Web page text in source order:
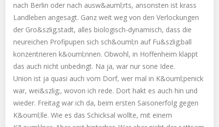
nach Berlin oder nach ausw&auml;rts, ansonsten ist krass
Landleben angesagt. Ganz weit weg von den Verlockungen
der Gro&szlig;stadt, alles biologisch-dynamisch, dass die
neureichen Profipupen sich sch&ouml;n auf Fu&szlig;ball
konzentrieren k&ouml;nnen. Obwohl, in Hoffenheim klappt
das auch nicht unbedingt. Na ja, war nur sone Idee.
Union ist ja quasi auch vom Dorf, wer mal in K&ouml;penick
war, wei&szlig;, wovon ich rede. Dort hakt es auch hin und
wieder. Freitag war ich da, beim ersten Saisonerfolg gegen
K&ouml;lle. Wie es das Schicksal wollte, mit einem